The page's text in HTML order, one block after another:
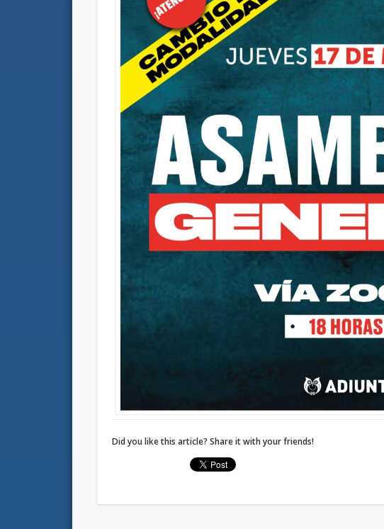
Did you like this article? Share it with your friends!